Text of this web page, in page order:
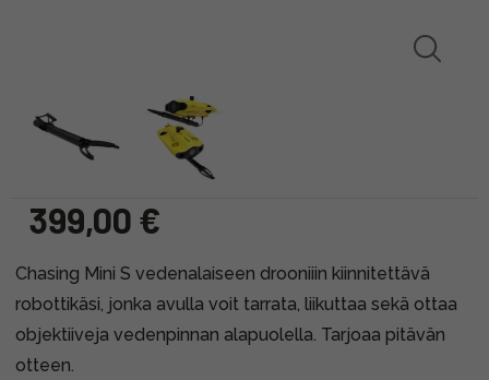
399,00 €
Chasing Mini S vedenalaiseen drooniiin kiinnitettävä
robottikäsi, jonka avulla voit tarrata, liikuttaa sekä ottaa
objektiiveja vedenpinnan alapuolella. Tarjoaa pitävän
otteen.